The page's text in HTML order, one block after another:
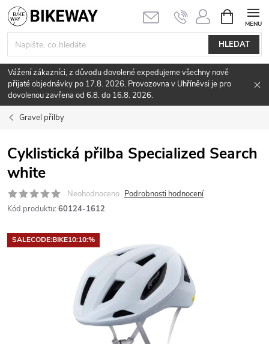
Přejít
na
obsah
HLEDAT
NÁKUPNÍ
KOŠÍK
Vážení zákazníci, z důvodu dovolené expedujeme všechny nově
přijaté objednávky po 17.8. 2026. Provozovna v Uhříněvsi je pro
dovolenou zavřena od 6.8. do 16.8. 2026.
Gravel přilby
Cyklistická přilba Specialized Search
white
Neohodnoceno Podrobnosti hodnocení
Kód produktu: 60124-1612
SALECODE:BIKE10:10:%